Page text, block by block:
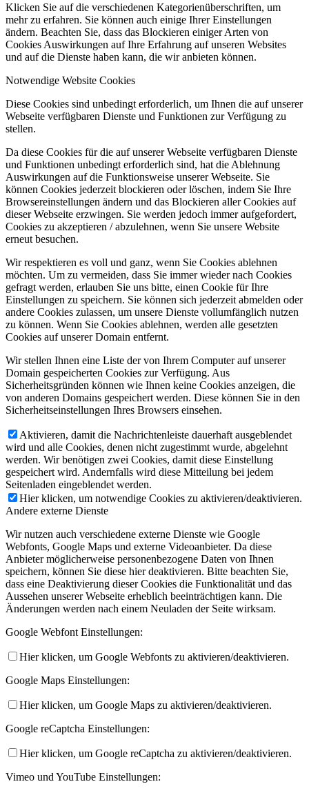
Klicken Sie auf die verschiedenen Kategorienüberschriften, um
mehr zu erfahren. Sie können auch einige Ihrer Einstellungen
ändern. Beachten Sie, dass das Blockieren einiger Arten von
Cookies Auswirkungen auf Ihre Erfahrung auf unseren Websites
und auf die Dienste haben kann, die wir anbieten können.
Notwendige Website Cookies
Diese Cookies sind unbedingt erforderlich, um Ihnen die auf unserer
Webseite verfügbaren Dienste und Funktionen zur Verfügung zu
stellen.
Da diese Cookies für die auf unserer Webseite verfügbaren Dienste
und Funktionen unbedingt erforderlich sind, hat die Ablehnung
Auswirkungen auf die Funktionsweise unserer Webseite. Sie
können Cookies jederzeit blockieren oder löschen, indem Sie Ihre
Browsereinstellungen ändern und das Blockieren aller Cookies auf
dieser Webseite erzwingen. Sie werden jedoch immer aufgefordert,
Cookies zu akzeptieren / abzulehnen, wenn Sie unsere Website
erneut besuchen.
Wir respektieren es voll und ganz, wenn Sie Cookies ablehnen
möchten. Um zu vermeiden, dass Sie immer wieder nach Cookies
gefragt werden, erlauben Sie uns bitte, einen Cookie für Ihre
Einstellungen zu speichern. Sie können sich jederzeit abmelden oder
andere Cookies zulassen, um unsere Dienste vollumfänglich nutzen
zu können. Wenn Sie Cookies ablehnen, werden alle gesetzten
Cookies auf unserer Domain entfernt.
Wir stellen Ihnen eine Liste der von Ihrem Computer auf unserer
Domain gespeicherten Cookies zur Verfügung. Aus
Sicherheitsgründen können wie Ihnen keine Cookies anzeigen, die
von anderen Domains gespeichert werden. Diese können Sie in den
Sicherheitseinstellungen Ihres Browsers einsehen.
Aktivieren, damit die Nachrichtenleiste dauerhaft ausgeblendet
wird und alle Cookies, denen nicht zugestimmt wurde, abgelehnt
werden. Wir benötigen zwei Cookies, damit diese Einstellung
gespeichert wird. Andernfalls wird diese Mitteilung bei jedem
Seitenladen eingeblendet werden.
Hier klicken, um notwendige Cookies zu aktivieren/deaktivieren.
Andere externe Dienste
Wir nutzen auch verschiedene externe Dienste wie Google
Webfonts, Google Maps und externe Videoanbieter. Da diese
Anbieter möglicherweise personenbezogene Daten von Ihnen
speichern, können Sie diese hier deaktivieren. Bitte beachten Sie,
dass eine Deaktivierung dieser Cookies die Funktionalität und das
Aussehen unserer Webseite erheblich beeinträchtigen kann. Die
Änderungen werden nach einem Neuladen der Seite wirksam.
Google Webfont Einstellungen:
Hier klicken, um Google Webfonts zu aktivieren/deaktivieren.
Google Maps Einstellungen:
Hier klicken, um Google Maps zu aktivieren/deaktivieren.
Google reCaptcha Einstellungen:
Hier klicken, um Google reCaptcha zu aktivieren/deaktivieren.
Vimeo und YouTube Einstellungen: